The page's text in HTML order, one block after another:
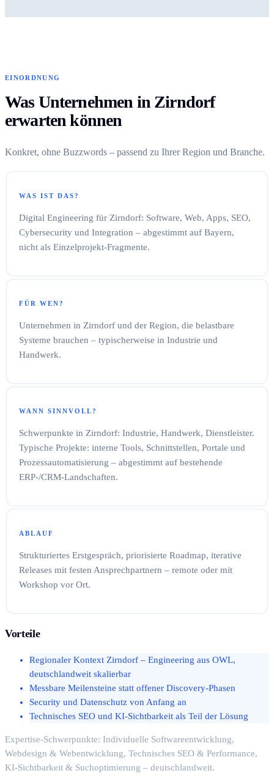
EINORDNUNG
Was Unternehmen in Zirndorf
erwarten können
Konkret, ohne Buzzwords – passend zu Ihrer Region und Branche.
WAS IST DAS?
Digital Engineering für Zirndorf: Software, Web, Apps, SEO,
Cybersecurity und Integration – abgestimmt auf Bayern,
nicht als Einzelprojekt-Fragmente.
FÜR WEN?
Unternehmen in Zirndorf und der Region, die belastbare
Systeme brauchen – typischerweise in Industrie und
Handwerk.
WANN SINNVOLL?
Schwerpunkte in Zirndorf: Industrie, Handwerk, Dienstleister.
Typische Projekte: interne Tools, Schnittstellen, Portale und
Prozessautomatisierung – abgestimmt auf bestehende
ERP-/CRM-Landschaften.
ABLAUF
Strukturiertes Erstgespräch, priorisierte Roadmap, iterative
Releases mit festen Ansprechpartnern – remote oder mit
Workshop vor Ort.
Vorteile
Regionaler Kontext Zirndorf – Engineering aus OWL,
deutschlandweit skalierbar
Messbare Meilensteine statt offener Discovery-Phasen
Security und Datenschutz von Anfang an
Technisches SEO und KI-Sichtbarkeit als Teil der Lösung
Expertise-Schwerpunkte: Individuelle Softwareentwicklung,
Webdesign & Webentwicklung, Technisches SEO & Performance,
KI-Sichtbarkeit & Suchoptimierung – deutschlandweit.